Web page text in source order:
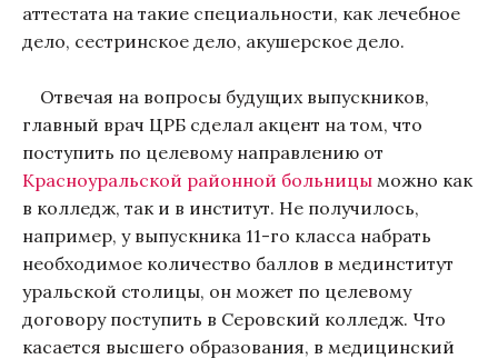
аттестата на такие специальности, как лечебное
дело, сестринское дело, акушерское дело.
Отвечая на вопросы будущих выпускников,
главный врач ЦРБ сделал акцент на том, что
поступить по целевому направлению от
Красноуральской районной больницы можно как
в колледж, так и в институт. Не получилось,
например, у выпускника 11-го класса набрать
необходимое количество баллов в мединститут
уральской столицы, он может по целевому
договору поступить в Серовский колледж. Что
касается высшего образования, в медицинский